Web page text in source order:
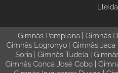
Lleida
Gimnàs Pamplona| Gimnàs
Gimnàs Logronyo
Gimnàs Jaca
Soria
Gimnàs Tudela
Gimnàs Conca José Cobo